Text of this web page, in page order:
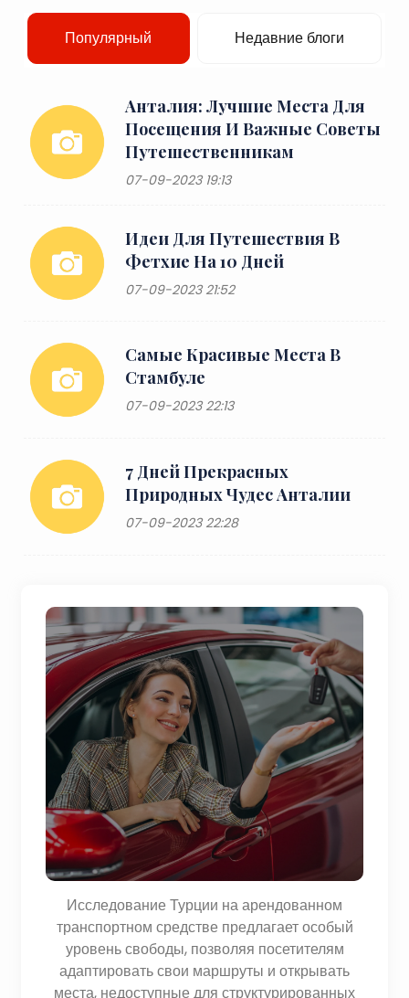
Исследование Турции на арендованном
транспортном средстве предлагает особый
уровень свободы, позволяя посетителям
адаптировать свои маршруты и открывать
места, недоступные для структурированных
Популярный Недавние блоги
Анталия: Лучшие Места Для
Посещения И Важные Советы
Путешественникам
07-09-2023 19:13
Идеи Для Путешествия В
Фетхие На 10 Дней
07-09-2023 21:52
Самые Красивые Места В
Стамбуле
07-09-2023 22:13
7 Дней Прекрасных
Природных Чудес Анталии
07-09-2023 22:28